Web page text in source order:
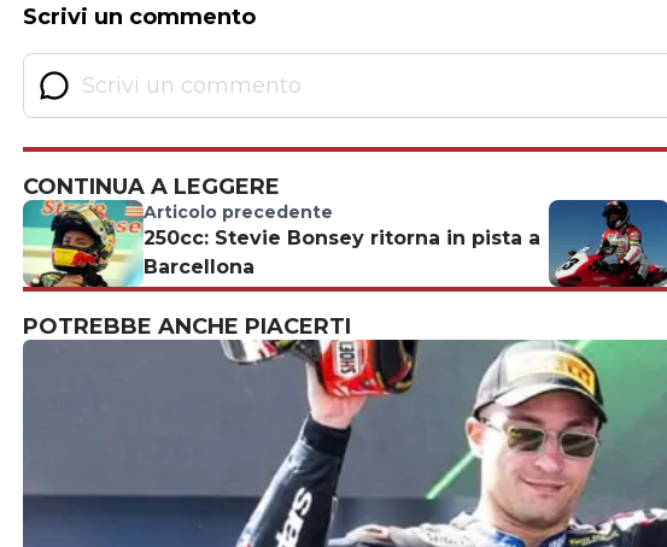
Scrivi un commento
CONTINUA A LEGGERE
Articolo precedente
250cc: Stevie Bonsey ritorna in pista a
Barcellona
POTREBBE ANCHE PIACERTI